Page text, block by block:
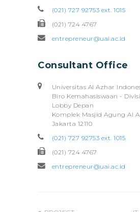
(021) 727 92753 ext. 1015
(021) 724 4767
entrepreneur@uai.ac.id
Consultant Office
Universitas Al Azhar
Biro Kemahasiswaan -
Lobby Depan
Komplek Masjid Agung Al
Jakarta 12110
(021) 727 92753 ext. 1015
(021) 724 4767
entrepreneur@uai.ac.id